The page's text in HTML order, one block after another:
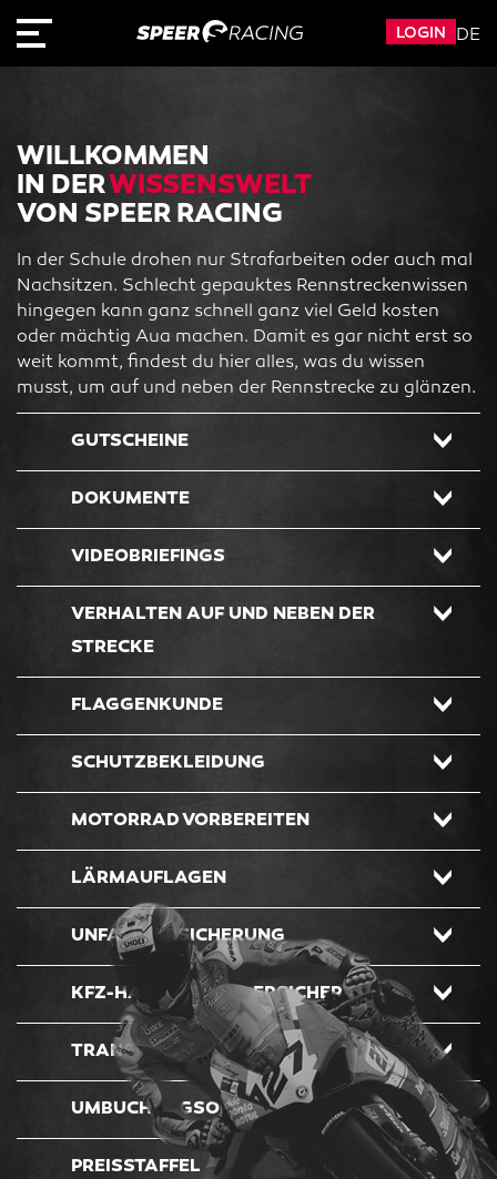
LOGIN DE
WILLKOMMEN
IN DERWISSENSWELT
VON SPEER RACING
In der Schule drohen nur Strafarbeiten oder auch mal
Nachsitzen. Schlecht gepauktes Rennstreckenwissen
hingegen kann ganz schnell ganz viel Geld kosten
oder mächtig Aua machen. Damit es gar nicht erst so
weit kommt, findest du hier alles, was du wissen
musst, um auf und neben der Rennstrecke zu glänzen.
GUTSCHEINE
DOKUMENTE
VIDEOBRIEFINGS
VERHALTEN AUF UND NEBEN DER
STRECKE
FLAGGENKUNDE
SCHUTZBEKLEIDUNG
MOTORRAD VORBEREITEN
LÄRMAUFLAGEN
UNFALLVERSICHERUNG
KFZ-HAFTPFLICHTVERSICHERUNG
TRANSPORT
UMBUCHUNGSOPTION
PREISSTAFFEL